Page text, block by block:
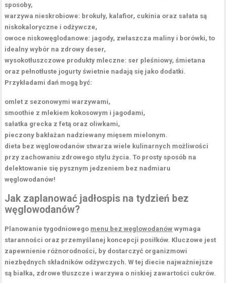
sposoby,
warzywa nieskrobiowe: brokuły, kalafior, cukinia oraz sałata są
niskokaloryczne i odżywcze,
owoce niskowęglodanowe: jagody, zwłaszcza maliny i borówki, to
idealny wybór na zdrowy deser,
wysokotłuszczowe produkty mleczne: ser pleśniowy, śmietana
oraz pełnotłuste jogurty świetnie nadają się jako dodatki.
Przykładami dań mogą być:
omlet z sezonowymi warzywami,
smoothie z mlekiem kokosowym i jagodami,
sałatka grecka z fetą oraz oliwkami,
pieczony bakłażan nadziewany mięsem mielonym.
dieta bez węglowodanów stwarza wiele kulinarnych możliwości
przy zachowaniu zdrowego stylu życia. To prosty sposób na
delektowanie się pysznym jedzeniem bez nadmiaru
węglowodanów!
Jak zaplanować jadłospis na tydzień bez
węglowodanów?
Planowanie tygodniowego menu bez węglowodanów wymaga
staranności oraz przemyślanej koncepcji posiłków. Kluczowe jest
zapewnienie różnorodności, by dostarczyć organizmowi
niezbędnych składników odżywczych. W tej diecie najważniejsze
są białka, zdrowe tłuszcze iwarzywa o niskiej zawartości cukrów.